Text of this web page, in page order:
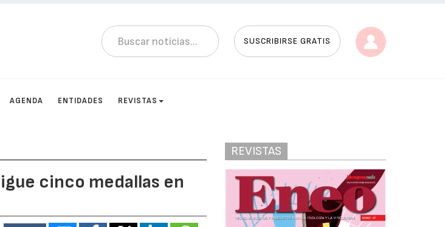
SUSCRIBIRSE GRATIS
AGENDA ENTIDADES REVISTAS
cinco medallas en
REVISTAS